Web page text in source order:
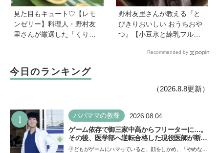
見た目もキュート♡【レモ
ンゼリー】料理人・野村友
里さんが厳選した「くり返
野村友里さんが教える『と
びきりおいしい おうちおや
つ』【小豆氷と練乳フルー
り！ 小学生でもお手伝いで
Recommended by
今日のランキング
（2026.8.8更新）
1 パパママの教養 2026.08.04
ゲーム依存で御三家中高からフリーターに…。
その後、医学部へ逆転合格した現役医師が断言
「ゲームの経験が受験勉強に役立った」そう考
子どもがゲームにハマっていると、顔をしかめ、「やめなさ